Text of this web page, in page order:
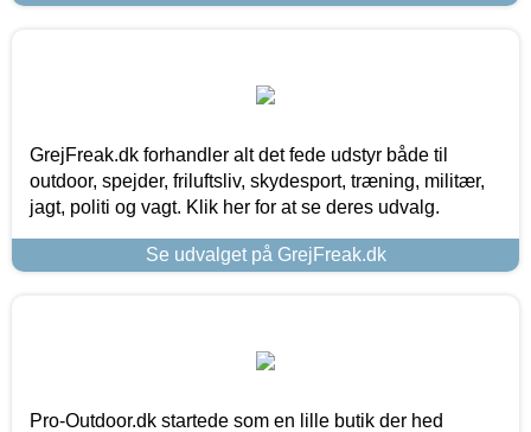
GrejFreak.dk forhandler alt det fede udstyr både til
outdoor, spejder, friluftsliv, skydesport, træning, militær,
jagt, politi og vagt. Klik her for at se deres udvalg.
Se udvalget på GrejFreak.dk
Pro-Outdoor.dk startede som en lille butik der hed